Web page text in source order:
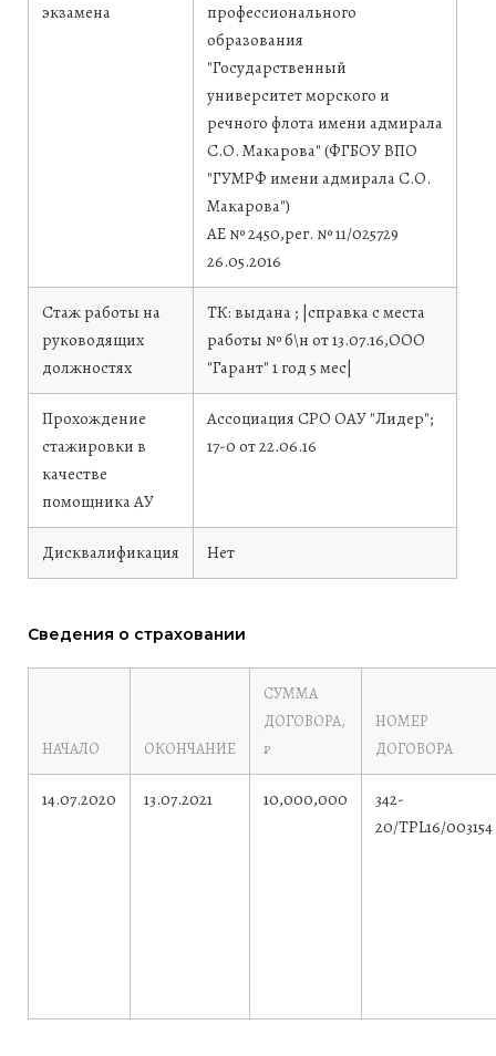
экзамена
профессионального
образования
"Государственный
университет морского и
речного флота имени адмирала
С.О. Макарова" (ФГБОУ ВПО
"ГУМРФ имени адмирала С.О.
Макарова")
АЕ № 2450,рег. № 11/025729
26.05.2016
Стаж работы на
руководящих
должностях
ТК: выдана ; |справка с места
работы № б\н от 13.07.16,ООО
"Гарант" 1 год 5 мес|
Прохождение
стажировки в
качестве
помощника АУ
Ассоциация СРО ОАУ "Лидер";
17-0 от 22.06.16
Дисквалификация Нет
Сведения о страховании
НАЧАЛО ОКОНЧАНИЕ
СУММА
ДОГОВОРА,
₽
НОМЕР
ДОГОВОРА
14.07.2020 13.07.2021 10,000,000
342-
20/TPL16/003154